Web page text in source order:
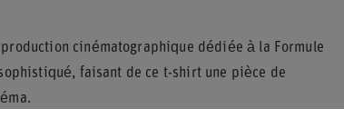
cinématographique dédiée à la Formule
faisant de ce t-shirt une pièce de